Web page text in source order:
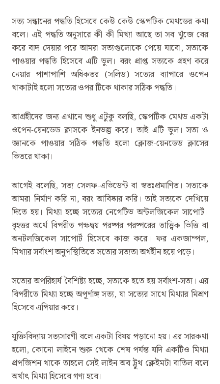
সত্য সন্ধানের পদ্ধতি হিসেবে কেউ কেউ স্কেপটিক মেথডের কথা
বলে। এই পদ্ধতি অনুসারে কী কী মিথ্যা আছে তা সব খুঁজে বের
করে বাদ দেয়ার পরে আমরা সত্যগুলোকে পেয়ে যাবো, সত্যকে
পাওয়ার পদ্ধতি হিসেবে এটি ভুল। বরং প্রাপ্ত সত্যকে গ্রহণ করে
নেয়ার পাশাপাশি অধিকতর (সলিড) সত্যের ব্যাপারে ওপেন
থাকাটাই হলো সত্যের ওপর টিকে থাকার সঠিক পদ্ধতি।
আগ্রহীদের জন্য এখানে শুধু এটুকু বলছি, স্কেপটিক মেথড একটা
ওপেন-য়েনডেড ক্লাসকে ইনভল্ভ করে। তাই এটি ভুল। সত্য ও
জ্ঞানকে পাওয়ার সঠিক পদ্ধতি হলো ক্লোজ-য়েনডেড ক্লাসের
ভিতরে থাকা।
আগেই বলেছি, সত্য সেলফ-এভিডেন্ট বা স্বতঃপ্রমাণিত। সত্যকে
আমরা নির্মাণ করি না, বরং আবিষ্কার করি। তাই সত্যকে দেখিয়ে
দিতে হয়। মিথ্যা হচ্ছে সত্যের নেগেটিভ অন্টলজিকেল সাপোর্ট।
বৃহত্তর অর্থে বিপরীত পক্ষদ্বয় পরষ্পর পরষ্পরের তাত্ত্বিক ভিত্তি বা
অনটলজিকেল সাপোর্ট হিসেবে কাজ করে। ফর একজাম্পল,
মিথ্যার সর্বাংশ অনুপস্থিতিতে সত্যের সত্যতা অর্থহীন হয়ে পড়ে।
সত্যের অপরিহার্য বৈশিষ্ট্য হচ্ছে, সত্যকে হতে হয় সর্বাংশ-সত্য। এর
বিপরীতে মিথ্যা হচ্ছে অপূর্ণাঙ্গ সত্য, যা সত্যের সাথে মিথ্যার মিশ্রণ
হিসেবে এপিয়ার করে।
যুক্তিবিদ্যায় সত্যসারণী বলে একটা বিষয় পড়ানো হয়। এর সারকথা
হলো, কোনো লাইনে শুরু থেকে শেষ পর্যন্ত যদি একটিও মিথ্যা
প্রপজিশন থাকে তাহলে সেই লাইন অব ট্রুথ ক্লেইমটা বাতিল বলে
অর্থাৎ মিথ্যা হিসেবে গণ্য হবে।